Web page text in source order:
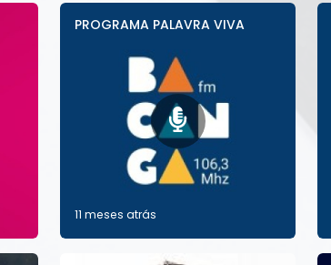
PROGRAMA PALAVRA VIVA
11 meses atrás